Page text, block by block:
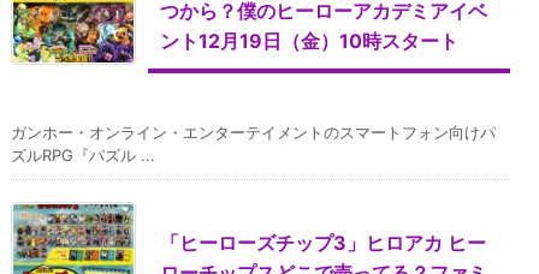
つから？僕のヒーローアカデミアイベ
ント12月19日（金）10時スタート
ガンホー・オンライン・エンターテイメントのスマートフォン向けパ
ズルRPG『パズル ...
「ヒーローズチップ3」ヒロアカ ヒー